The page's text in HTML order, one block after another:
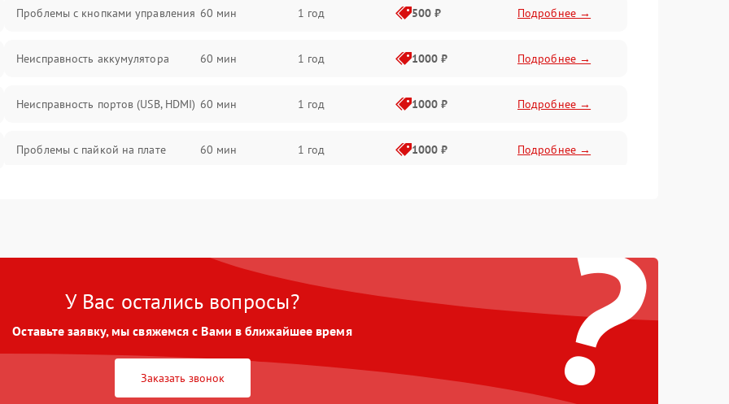
Проблемы с кнопками управления 60 мин 1 год 500 ₽ Подробнее →
Неисправность аккумулятора 60 мин 1 год 1000 ₽ Подробнее →
Неисправность портов (USB, HDMI) 60 мин 1 год 1000 ₽ Подробнее →
Проблемы с пайкой на плате 60 мин 1 год 1000 ₽ Подробнее →
Неисправность Wi-Fi/Bluetooth
60 мин 1 год 1500 ₽
Проблемы с калибровкой
1 год Подробнее →
?
У Вас остались вопросы?
Оставьте заявку, мы свяжемся с Вами в ближайшее время
Заказать звонок